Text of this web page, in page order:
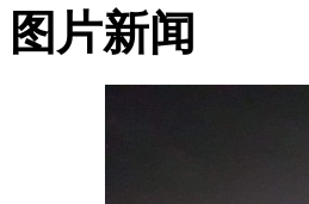
图片新闻